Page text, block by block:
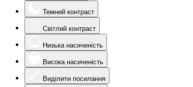
Темний контраст
Світлий контраст
Низька насиченість
Висока насиченість
Виділити посилання